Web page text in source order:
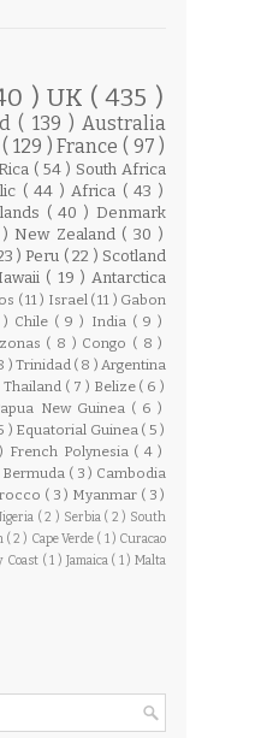
) UK ( 435 )
( 139 )Australia
( 129 )France ( 97 )
( 54 ) South Africa
( 44 )Africa ( 43 )
( 40 ) Denmark
New Zealand ( 30 )
) Peru ( 22 ) Scotland
( 19 )Antarctica
( 11 ) Israel ( 11 ) Gabon
Chile ( 9 ) India ( 9 )
( 8 ) Congo ( 8 )
) Trinidad ( 8 )Argentina
Thailand ( 7 ) Belize ( 6 )
New Guinea ( 6 )
) Equatorial Guinea ( 5 )
French Polynesia ( 4 )
Bermuda ( 3 ) Cambodia
( 3 ) Myanmar ( 3 )
( 2 ) Serbia ( 2 ) South
( 2 ) Cape Verde ( 1 ) Curacao
Coast ( 1 ) Jamaica ( 1 )Malta